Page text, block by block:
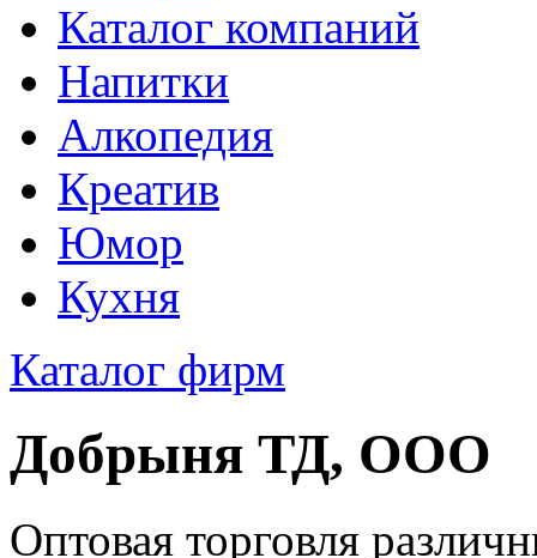
Каталог компаний
Напитки
Алкопедия
Креатив
Юмор
Кухня
Каталог фирм
Добрыня ТД, ООО
Оптовая торговля